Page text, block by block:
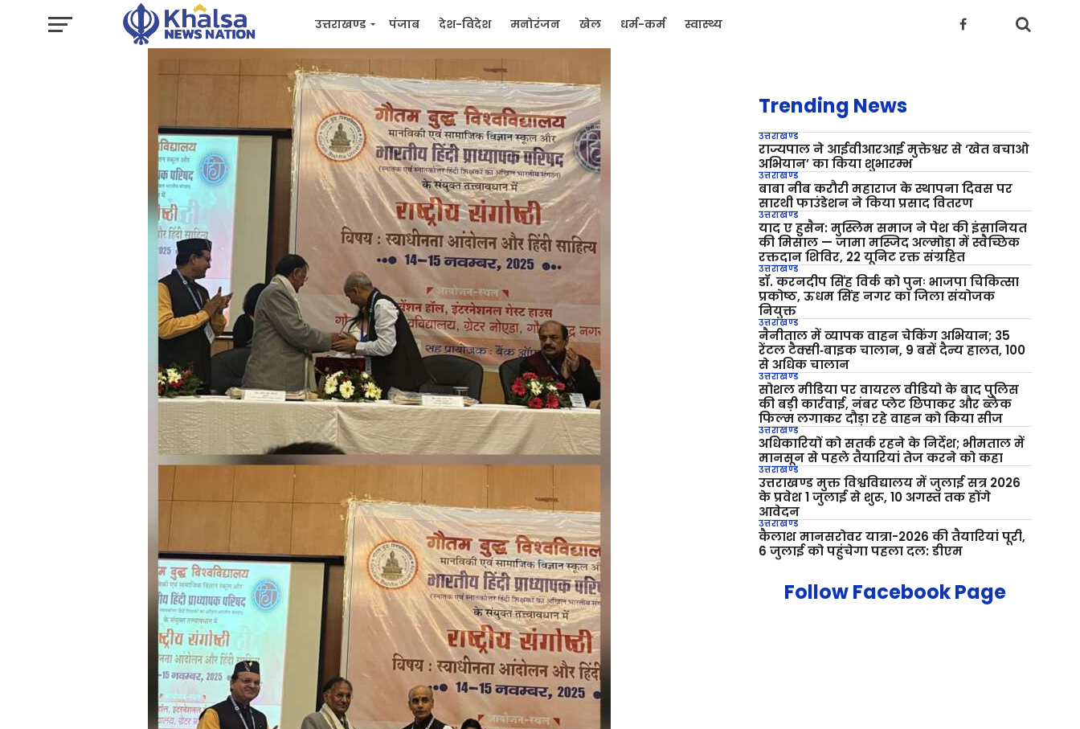
उत्तराखण्ड पंजाब देश-विदेश मनोरंजन खेल धर्म-कर्म स्वास्थ्य
प्रशासनिक
Trending News
उत्तराखण्ड
राज्यपाल ने आईवीआरआई मुक्तेश्वर से ‘खेत बचाओ
अभियान’ का किया शुभारम्भ
उत्तराखण्ड
बाबा नीब करौरी महाराज के स्थापना दिवस पर
सारथी फाउंडेशन ने किया प्रसाद वितरण
उत्तराखण्ड
याद ए हुसैन: मुस्लिम समाज ने पेश की इंसानियत
की मिसाल — जामा मस्जिद अल्मोड़ा में स्वैच्छिक
रक्तदान शिविर, 22 यूनिट रक्त संग्रहित
उत्तराखण्ड
डॉ. करनदीप सिंह विर्क को पुनः भाजपा चिकित्सा
प्रकोष्ठ, ऊधम सिंह नगर का जिला संयोजक
नियुक्त
उत्तराखण्ड
नैनीताल में व्यापक वाहन चेकिंग अभियान; 35
रेंटल टैक्सी‑बाइक चालान, 9 बसें दैन्य हालत, 100
से अधिक चालान
उत्तराखण्ड
सोशल मीडिया पर वायरल वीडियो के बाद पुलिस
की बड़ी कार्रवाई, नंबर प्लेट छिपाकर और ब्लैक
फिल्म लगाकर दौड़ा रहे वाहन को किया सीज
उत्तराखण्ड
अधिकारियों को सतर्क रहने के निर्देश; भीमताल में
मानसून से पहले तैयारियां तेज करने को कहा
उत्तराखण्ड
उत्तराखण्ड मुक्त विश्वविद्यालय में जुलाई सत्र 2026
के प्रवेश 1 जुलाई से शुरू, 10 अगस्त तक होंगे
आवेदन
उत्तराखण्ड
कैलाश मानसरोवर यात्रा-2026 की तैयारियां पूरी,
6 जुलाई को पहुंचेगा पहला दल: डीएम
Follow Facebook Page